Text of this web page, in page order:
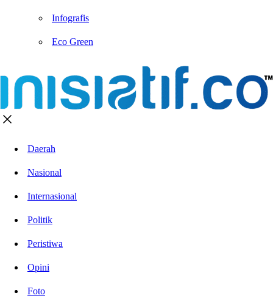
Infografis
Eco Green
Daerah
Nasional
Internasional
Politik
Peristiwa
Opini
Foto